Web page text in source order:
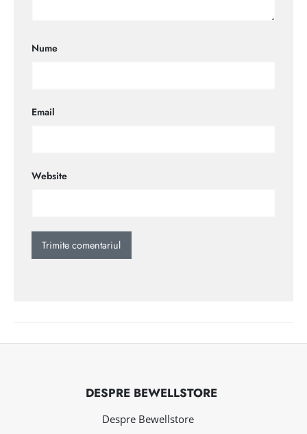
Nume
Email
Website
DESPRE BEWELLSTORE
Despre Bewellstore